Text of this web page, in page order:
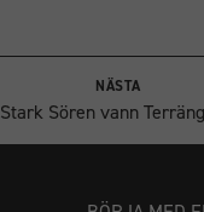
NÄSTA
Stark Sören vann